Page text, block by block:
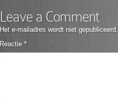
Leave a Comment
Het e-mailadres wordt niet gepubliceerd.
Reactie *